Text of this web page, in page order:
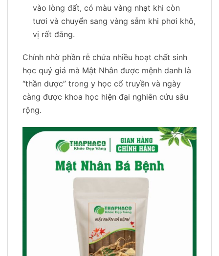
vào lòng đất, có màu vàng nhạt khi còn
tươi và chuyển sang vàng sẫm khi phơi khô,
vị rất đắng.
Chính nhờ phần rễ chứa nhiều hoạt chất sinh
học quý giá mà Mật Nhân được mệnh danh là
“thần dược” trong y học cổ truyền và ngày
càng được khoa học hiện đại nghiên cứu sâu
rộng.